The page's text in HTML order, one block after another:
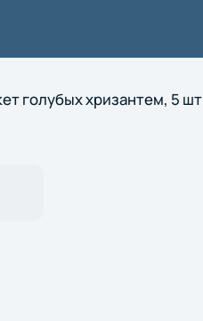
голубых хризантем, 5 шт